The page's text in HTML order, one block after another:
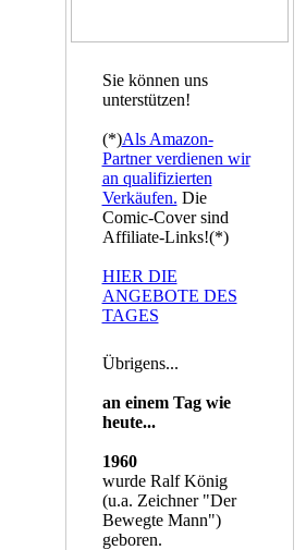
Sie können uns
unterstützen!
(*)Als Amazon-
Partner verdienen wir
an qualifizierten
Verkäufen. Die
Comic-Cover sind
Affiliate-Links!(*)
HIER DIE
ANGEBOTE DES
TAGES
Übrigens...
an einem Tag wie
heute...
1960
wurde Ralf König
(u.a. Zeichner "Der
Bewegte Mann")
geboren.